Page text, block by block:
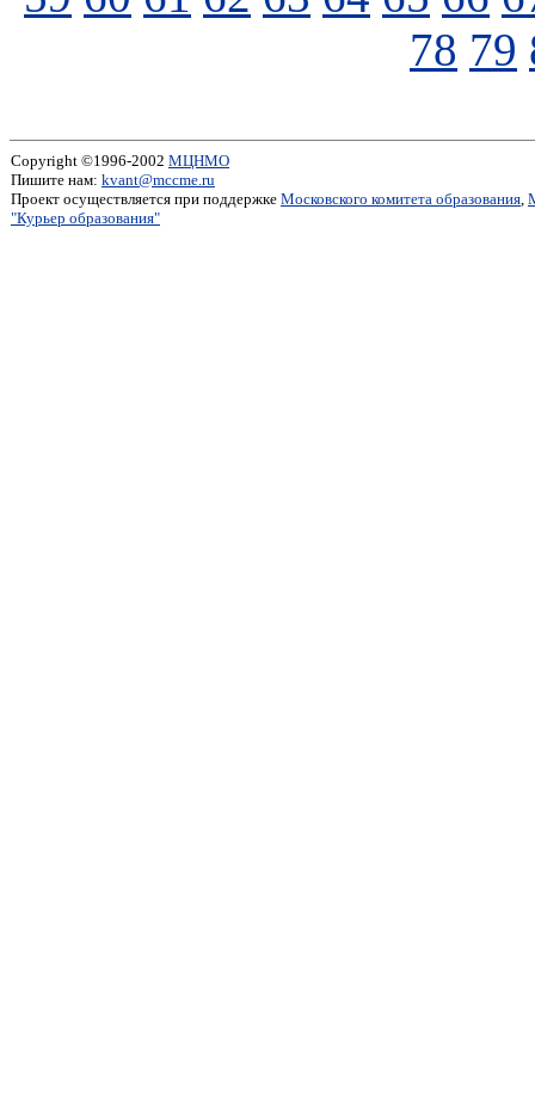
78 79
Copyright ©1996-2002 МЦНМО
Пишите нам: kvant@mccme.ru
Проект осуществляется при поддержке Московского комитета образования,
"Курьер образования"